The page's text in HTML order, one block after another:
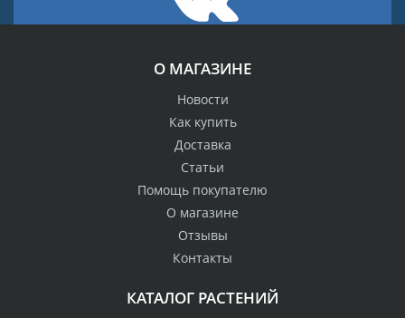
О МАГАЗИНЕ
Новости
Как купить
Доставка
Статьи
Помощь покупателю
О магазине
Отзывы
Контакты
КАТАЛОГ РАСТЕНИЙ